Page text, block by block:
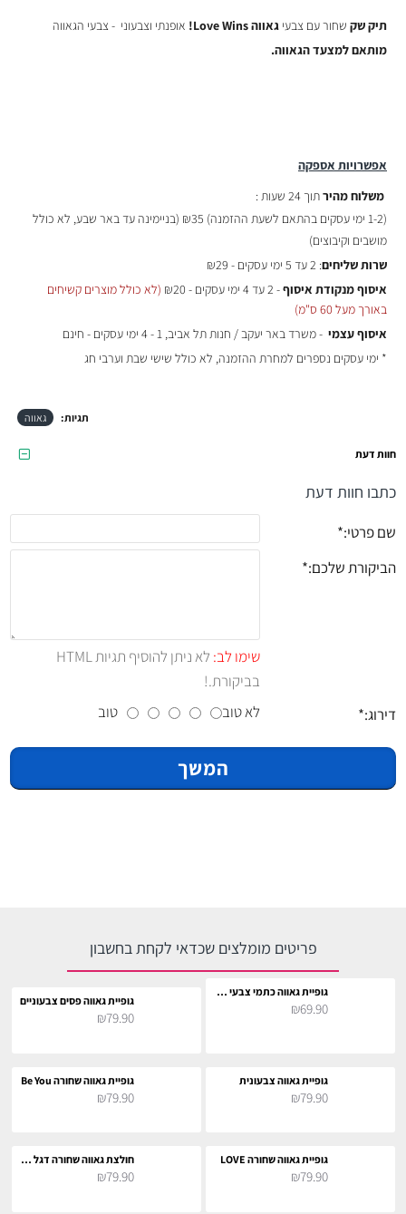
אפשרויות אספקה
משלוח מהירתוך 24 שעות :
(1-2 ימי עסקים בהתאם לשעת ההזמנה)
₪35 (בניימינה עד באר שבע, לא כולל
מושבים וקיבוצים)
שרות שליחים: 2 עד 5 ימי עסקים - ₪29
איסוף מנקודת איסוף- 2 עד 4 ימי עסקים - ₪20
(לא כולל מוצרים קשיחים
באורך מעל 60 ס"מ)
איסוף עצמי - משרד באר יעקב / חנות תל אביב, 1 - 4 ימי עסקים - חינם
* ימי עסקים נספרים למחרת ההזמנה, לא כולל שישי שבת וערבי חג
תיק שק שחור עם צבעי גאווהLove Wins! אופנתי וצבעוני - צבעי הגאווה
מותאם למצעד הגאווה.
תגיות: גאווה
חוות דעת
כתבו חוות דעת
שם פרטי:
הביקורת שלכם:
שימו לב:
לא ניתן להוסיף תגיות HTML
בביקורת.!
דירוג:
לא טוב טוב
המשך
פריטים מומלצים שכדאי לקחת בחשבון
גופיית גאווה כתמי צבעי הגאווה
₪69.90 גופיית גאווה פסים צבעוניים
₪79.90
גופיית גאווה צבעונית
₪79.90
גופיית גאווה שחורה Be You
₪79.90
גופיית גאווה שחורה LOVE
₪79.90
חולצת גאווה שחורה דגל LGBT
₪79.90